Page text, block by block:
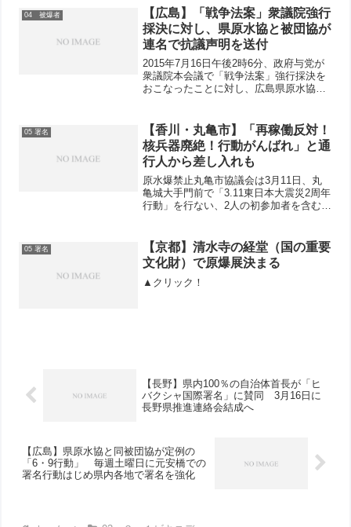
04 被爆者
【広島】「戦争法案」衆議院強行
採決に対し、県原水協と被団協が
連名で抗議声明を送付
2015年7月16日午後2時6分、政府与党が
衆議院本会議で「戦争法案」強行採決を
おこなったことに対し、広島県原水協は
きます。
05 署名
【香川・丸亀市】「再稼働反対！
核兵器廃絶！行動がんばれ」と通
行人から差し入れも
原水爆禁止丸亀市協議会は3月11日、丸
亀城大手門前で「3.11東日本大震災2周年
行動」を行ない、2人の初参加者を含む6
人から「ソイジョイ」が差し入れられま
した。東は東京...
05 署名
【京都】清水寺の経堂（国の重要
文化財）で原爆展決まる
▲クリック！
【長野】県内100％の自治体首長が「ヒ
バクシャ国際署名」に賛同 3月16日に
長野県推進連絡会結成へ
【広島】県原水協と同被団協が定例の
「6・9行動」 毎週土曜日に元安橋での
署名行動はじめ県内各地で署名を強化